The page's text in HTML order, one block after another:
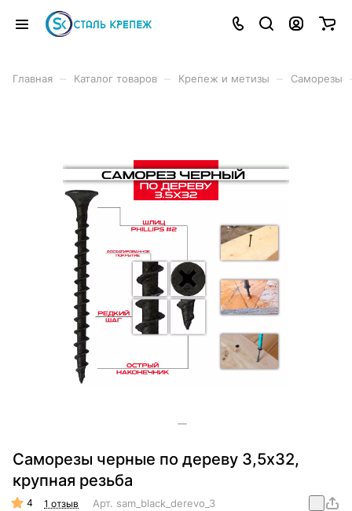
Главная Каталог товаров Крепеж и метизы Саморезы
Саморезы черные по дереву 3,5х32,
крупная резьба
4 1 отзыв Арт. sam_black_derevo_3,5х41_mm_black_rezba